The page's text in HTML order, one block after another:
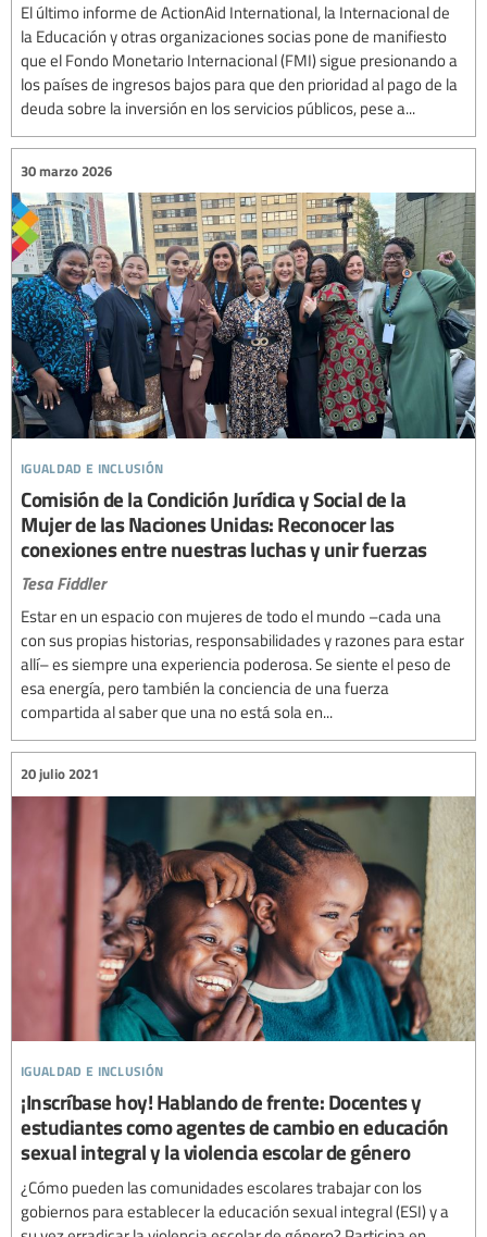
El último informe de ActionAid International, la Internacional de
la Educación y otras organizaciones socias pone de manifiesto
que el Fondo Monetario Internacional (FMI) sigue presionando a
los países de ingresos bajos para que den prioridad al pago de la
deuda sobre la inversión en los servicios públicos, pese a...
igualdad e inclusión
30 marzo 2026
Comisión de la Condición Jurídica y Social de la
Mujer de las Naciones Unidas: Reconocer las
conexiones entre nuestras luchas y unir fuerzas
Tesa Fiddler
Estar en un espacio con mujeres de todo el mundo –cada una
con sus propias historias, responsabilidades y razones para estar
allí– es siempre una experiencia poderosa. Se siente el peso de
esa energía, pero también la conciencia de una fuerza
compartida al saber que una no está sola en...
igualdad e inclusión
20 julio 2021
¡Inscríbase hoy! Hablando de frente: Docentes y
estudiantes como agentes de cambio en educación
sexual integral y la violencia escolar de género
¿Cómo pueden las comunidades escolares trabajar con los
gobiernos para establecer la educación sexual integral (ESI) y a